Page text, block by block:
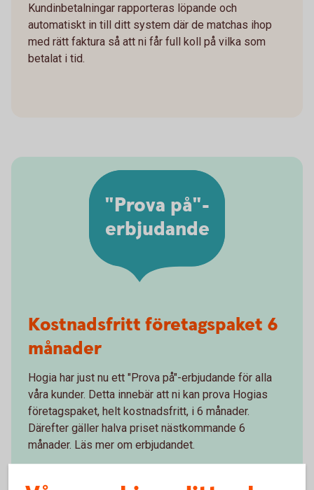
Kundinbetalningar rapporteras löpande och
automatiskt in till ditt system där de matchas ihop
med rätt faktura så att ni får full koll på vilka som
betalat i tid.
"Prova på"-
erbjudande
Kostnadsfritt företagspaket 6
månader
Hogia har just nu ett "Prova på"-erbjudande för alla
våra kunder. Detta innebär att ni kan prova Hogias
företagspaket, helt kostnadsfritt, i 6 månader.
Därefter gäller halva priset nästkommande 6
månader. Läs mer om erbjudandet.